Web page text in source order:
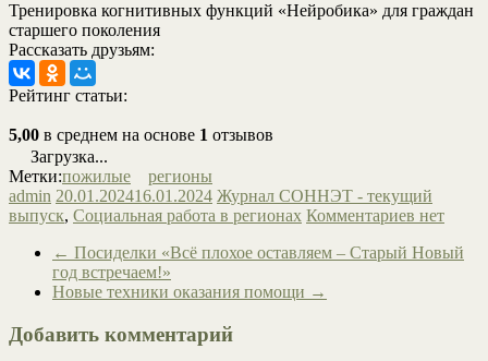
Тренировка когнитивных функций «Нейробика» для граждан
старшего поколения
Рассказать друзьям:
Рейтинг статьи:
5,00 в среднем на основе 1 отзывов
Загрузка...
Метки:пожилые
регионы
admin 20.01.202416.01.2024 Журнал СОННЭТ - текущий
выпуск, Социальная работа в регионах Комментариев нет
← Посиделки «Всё плохое оставляем – Старый Новый
год встречаем!»
Новые техники оказания помощи →
Добавить комментарий